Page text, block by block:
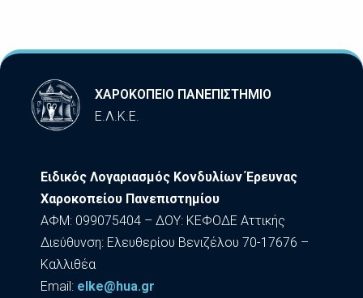
ΧΑΡΟΚΟΠΕΙΟ ΠΑΝΕΠΙΣΤΗΜΙΟ
Ε.Λ.Κ.Ε.
Ειδικός Λογαριασμός Κονδυλίων Έρευνας
Χαροκοπείου Πανεπιστημίου
ΑΦΜ: 099075404 – ΔΟΥ: ΚΕΦΟΔΕ Αττικής
Διεύθυνση: Ελευθερίου Βενιζέλου 70-17676 –
Καλλιθέα
Εmail: elke@hua.gr